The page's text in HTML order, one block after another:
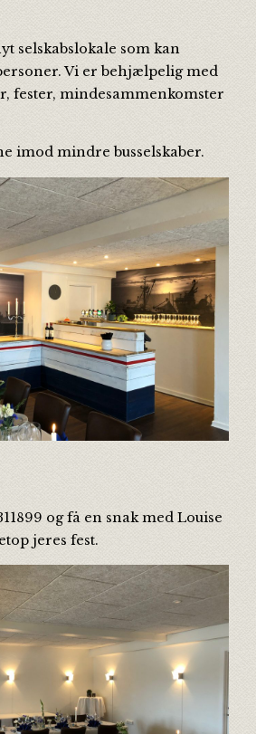
selskabslokale som kan
Vi er behjælpelig med
fester, mindesammenkomster
imod mindre busselskaber.
og få en snak med Louise
jeres fest.